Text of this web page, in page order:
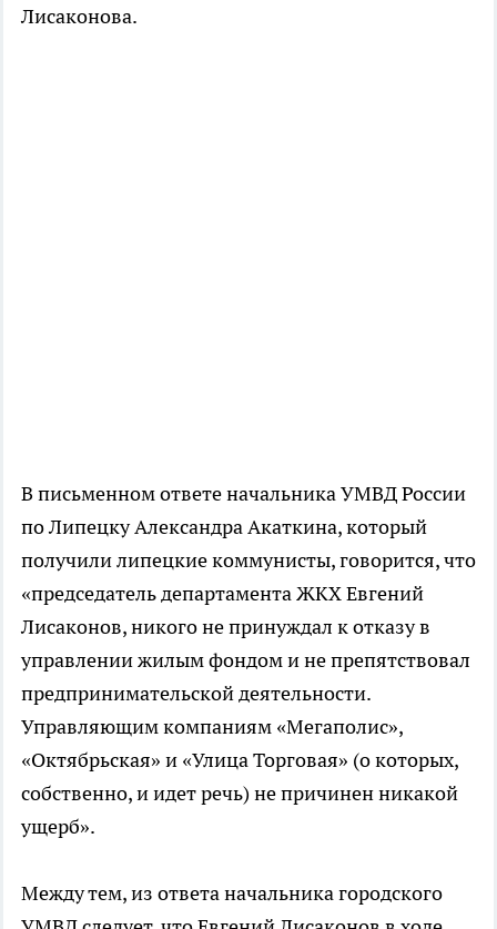
Лисаконова.
В письменном ответе начальника УМВД России
по Липецку Александра Акаткина, который
получили липецкие коммунисты, говорится, что
«председатель департамента ЖКХ Евгений
Лисаконов, никого не принуждал к отказу в
управлении жилым фондом и не препятствовал
предпринимательской деятельности.
Управляющим компаниям «Мегаполис»,
«Октябрьская» и «Улица Торговая» (о которых,
собственно, и идет речь) не причинен никакой
ущерб».
Между тем, из ответа начальника городского